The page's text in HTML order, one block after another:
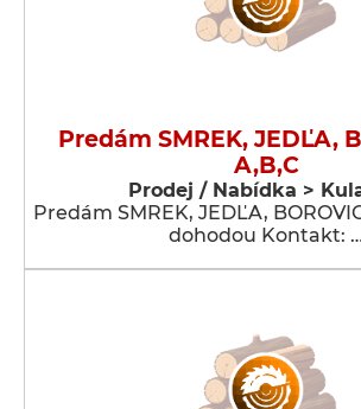
Predám SMREK, JEDĽA,
A,B,C
Prodej / Nabídka >
Predám SMREK, JEDĽA,
dohodou Kontakt: